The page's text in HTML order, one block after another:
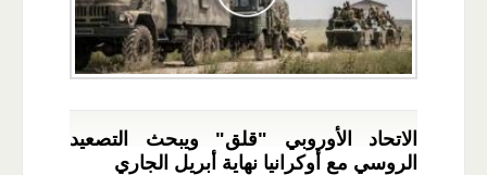
الاتحاد الأوروبي "قلق" ويبحث التصعيد
الروسي مع أوكرانيا نهاية أبريل الجاري